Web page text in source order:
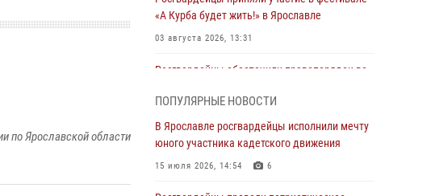
по Ярославской области
«А Курба будет жить!» в Ярославле
03 августа 2026, 13:31
Росгвардейцы обеспечили правопорядок во
Росгвардейцы обеспечили правопорядок во
время празднования Дня воздушно-
ПОПУЛЯРНЫЕ НОВОСТИ
В Ярославле росгвардейцы исполнили мечту
юного участника кадетского движения
15 июля 2026, 14:54 6